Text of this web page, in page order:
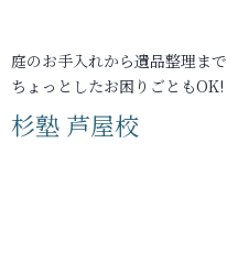
庭のお手入れから遺品整理まで
ちょっとしたお困りごともOK!
杉塾 芦屋校